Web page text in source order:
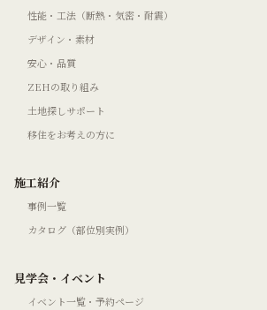
性能・工法（断熱・気密・耐震）
デザイン・素材
安心・品質
ZEHの取り組み
土地探しサポート
移住をお考えの方に
施工紹介
事例一覧
カタログ（部位別実例）
見学会・イベント
イベント一覧・予約ページ